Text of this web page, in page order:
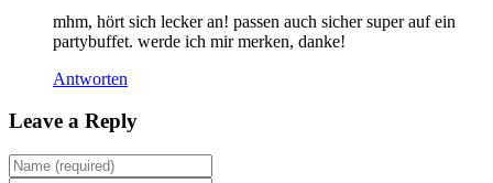
mhm, hört sich lecker an! passen auch sicher super auf ein
partybuffet. werde ich mir merken, danke!
Antworten
Leave a Reply